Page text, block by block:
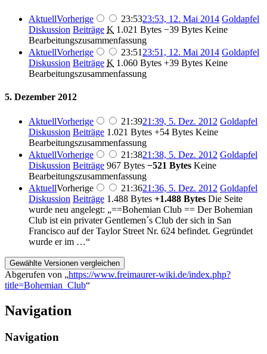
AktuellVorherige 23:5323:53, 12. Mai 2014 Goldapfel
Diskussion Beiträge K 1.021 Bytes −39 Bytes Keine
Bearbeitungszusammenfassung
AktuellVorherige 23:51 23:51, 12. Mai 2014 Goldapfel
Diskussion Beiträge K 1.060 Bytes +39 Bytes Keine
Bearbeitungszusammenfassung
5. Dezember 2012
AktuellVorherige 21:3921:39, 5. Dez. 2012 Goldapfel
Diskussion Beiträge 1.021 Bytes +54 Bytes Keine
Bearbeitungszusammenfassung
AktuellVorherige 21:3821:38, 5. Dez. 2012 Goldapfel
Diskussion Beiträge 967 Bytes −521 Bytes Keine
Bearbeitungszusammenfassung
AktuellVorherige 21:3621:36, 5. Dez. 2012 Goldapfel
Diskussion Beiträge 1.488 Bytes +1.488 Bytes Die Seite
wurde neu angelegt: „==Bohemian Club == Der Bohemian
Club ist ein privater Gentlemen´s Club der sich in San
Francisco auf der Taylor Street Nr. 624 befindet. Gegründet
wurde er im …“
Abgerufen von „https://www.freimaurer-wiki.de/index.php?
title=Bohemian_Club“
Navigation
Navigation